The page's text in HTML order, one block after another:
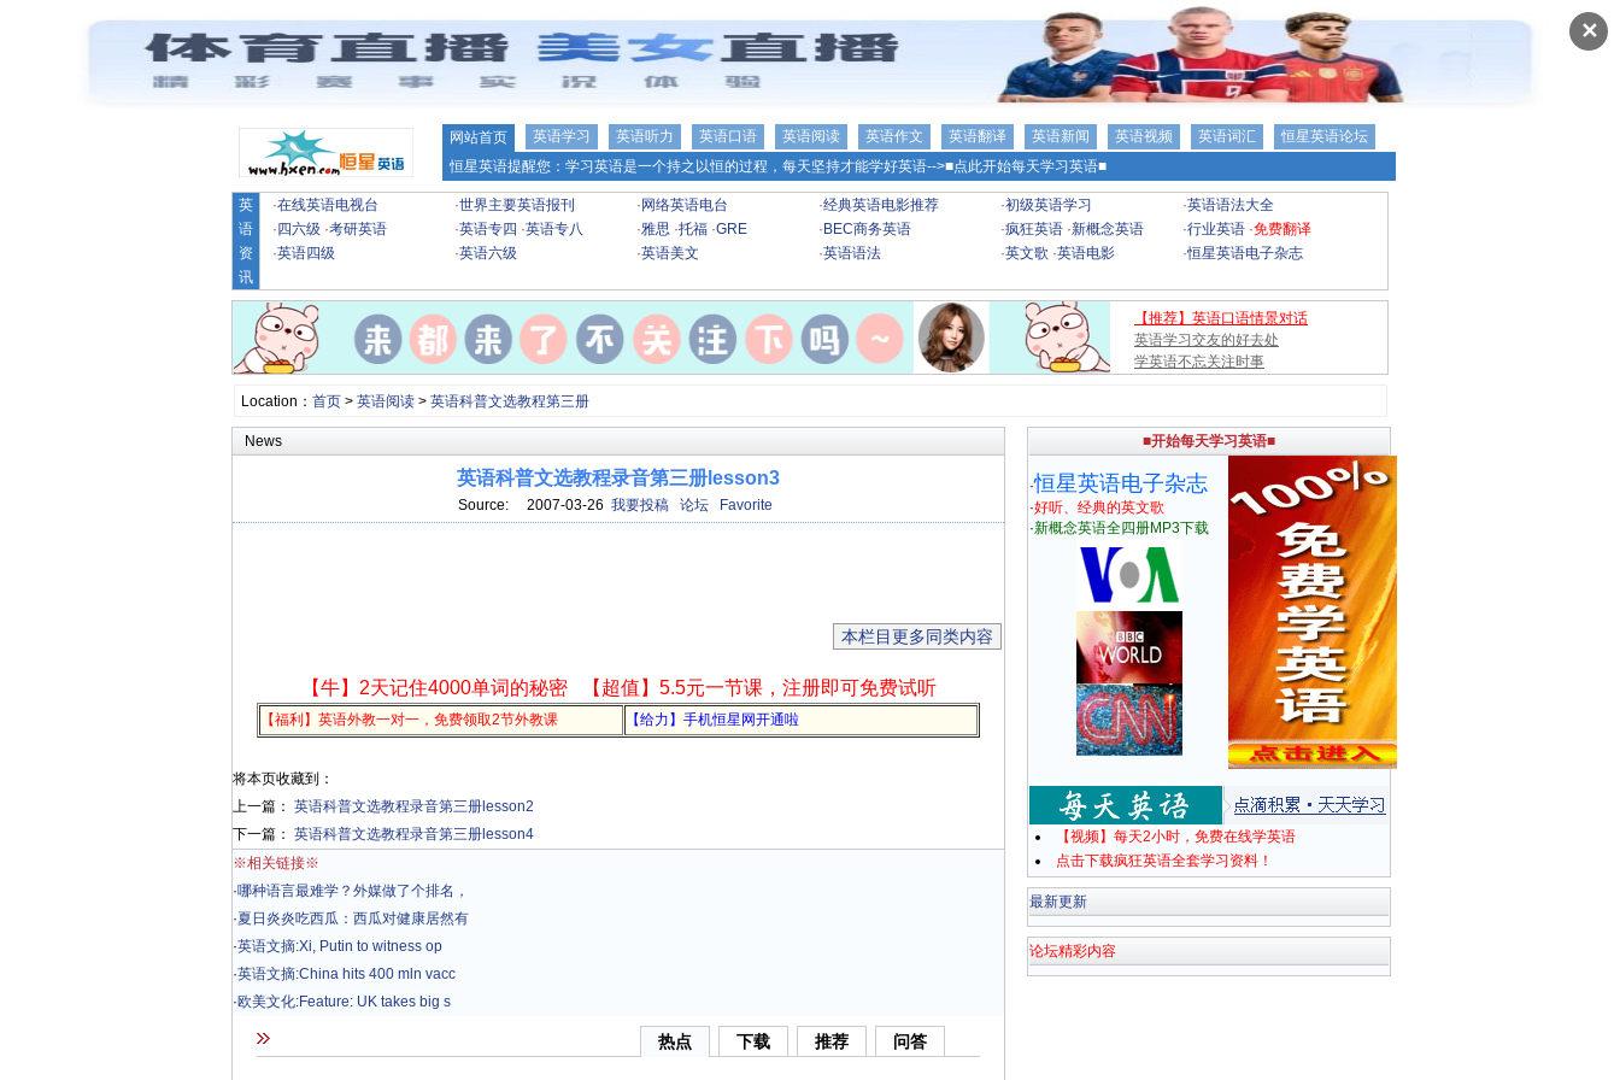
✕
网站首页 英语学习 英语听力 英语口语 英语阅读 英语作文 英语翻译 英语新闻 英语视频 英语词汇
恒星英语论坛
恒星英语提醒您：学习英语是一个持之以恒的过程，每天坚持才能学好英语-->■点此开始每天学习英语■
英
语
资
讯
·在线英语电视台 ·世界主要英语报刊 · 网络英语电台 ·经典英语电影推荐 ·初级英语学习 ·英语语法大全
· 四六级 ·考研英语 ·英语专四 ·英语专八 ·雅思 ·托福 ·GRE · BEC商务英语 ·疯狂英语 ·新概念英语 ·行业英语 ·免费翻译
·英语四级 ·英语六级 ·英语美文 ·英语语法 ·英文歌 ·英语电影 ·恒星英语电子杂志
【推荐】英语口语情景对话
英语学习交友的好去处
学英语不忘关注时事
Location： 首页> 英语阅读> 英语科普文选教程第三册
News
英语科普文选教程录音第三册lesson3
Source: 2007-03-26 我要投稿 论坛 Favorite
本栏目更多同类内容
【牛】2天记住4000单词的秘密 【超值】5.5元一节课，注册即可免费试听
【福利】英语外教一对一，免费领取2节外教课 【给力】手机恒星网开通啦
将本页收藏到：
上一篇： 英语科普文选教程录音第三册lesson2
下一篇： 英语科普文选教程录音第三册lesson4
※相关链接※
·哪种语言最难学？外媒做了个排名，
·夏日炎炎吃西瓜：西瓜对健康居然有
·英语文摘:Xi, Putin to witness op
·英语文摘:China hits 400 mln vacc
·欧美文化:Feature: UK takes big s
热点 下载 推荐 问答
■开始每天学习英语■
·恒星英语电子杂志
·好听、经典的英文歌
·新概念英语全四册MP3下载
【视频】每天2小时，免费在线学英语
点击下载疯狂英语全套学习资料！
最新更新
论坛精彩内容